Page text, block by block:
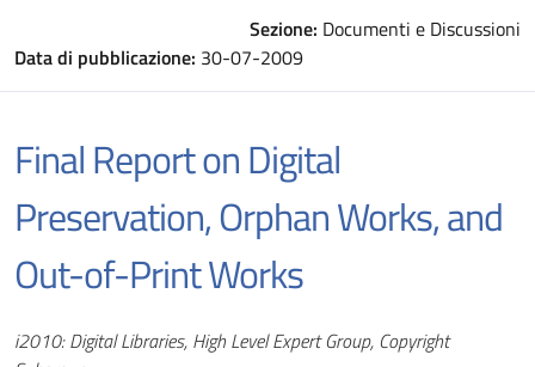
Sezione: Documenti e Discussioni
Data di pubblicazione: 30-07-2009
Final Report on Digital
Preservation, Orphan Works, and
Out-of-Print Works
Autori
i2010: Digital Libraries, High Level Expert Group, Copyright